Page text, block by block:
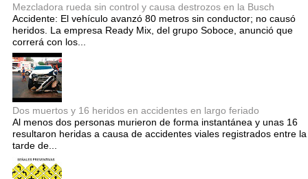
Mezcladora rueda sin control y causa destrozos en la Busch
Accidente: El vehículo avanzó 80 metros sin conductor; no causó
heridos. La empresa Ready Mix, del grupo Soboce, anunció que
correrá con los...
Dos muertos y 16 heridos en accidentes en largo feriado
Al menos dos personas murieron de forma instantánea y unas 16
resultaron heridas a causa de accidentes viales registrados entre la
tarde de...